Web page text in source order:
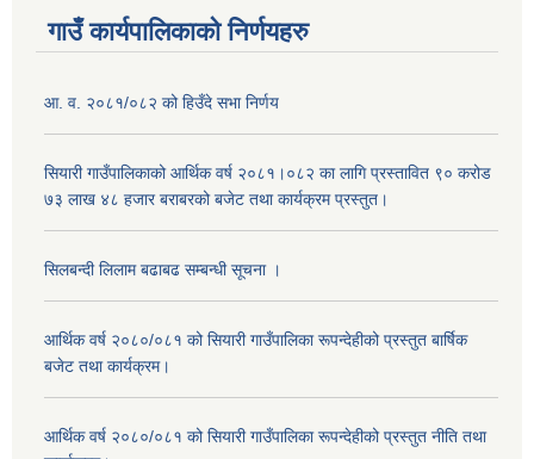
गाउँ कार्यपालिकाको निर्णयहरु
आ. व. २०८१/०८२ को हिउँदे सभा निर्णय
सियारी गाउँपालिकाको आर्थिक वर्ष २०८१।०८२ का लागि प्रस्तावित ९० करोड
७३ लाख ४८ हजार बराबरको बजेट तथा कार्यक्रम प्रस्तुत।
सिलबन्दी लिलाम बढाबढ सम्बन्धी सूचना ।
आर्थिक वर्ष २०८०/०८१ को सियारी गाउँपालिका रूपन्देहीको प्रस्तुत बार्षिक
बजेट तथा कार्यक्रम।
आर्थिक वर्ष २०८०/०८१ को सियारी गाउँपालिका रूपन्देहीको प्रस्तुत नीति तथा